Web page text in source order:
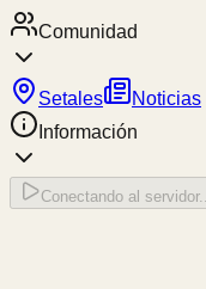
Comunidad
Setales
Noticias
Información
Conectando al servidor...